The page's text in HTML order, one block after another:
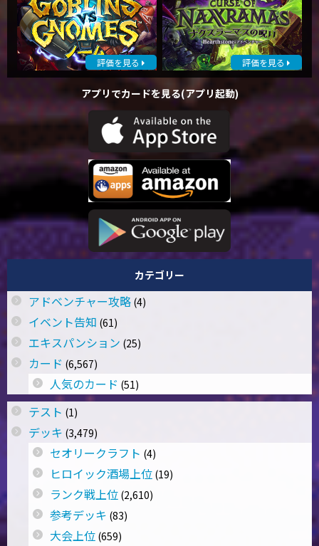
評価を見る 評価を見る
アプリでカードを見る(アプリ起動)
カテゴリー
アドベンチャー攻略 (4)
イベント告知 (61)
エキスパンション (25)
カード (6,567)
人気のカード (51)
テスト (1)
デッキ (3,479)
セオリークラフト (4)
ヒロイック酒場上位 (19)
ランク戦上位 (2,610)
参考デッキ (83)
大会上位 (659)